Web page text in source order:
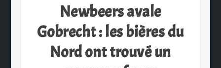
Newbeers avale
Gobrecht : les bières du
Nord ont trouvé un